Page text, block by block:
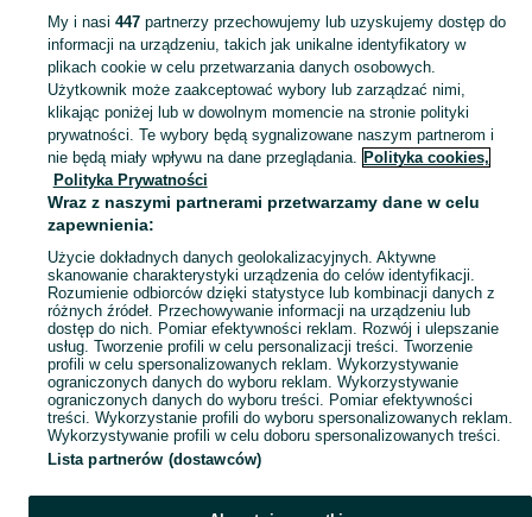
szyby na wymiar hartowane
Skorzystaj z największego serwisu ogłoszeniowego - Klikuszowa i okolice! Kupuj to, czego pragniesz i sprzedawaj to, czego już nie potrzebujesz! Zobacz
Mapa kategorii
Mapa miejscowości
Mapa ministron
Popularne wyszukiwania
My i nasi 447partnerzy przechowujemy lub uzyskujemy dostęp do
informacji na urządzeniu, takich jak unikalne identyfikatory w
plikach cookie w celu przetwarzania danych osobowych.
Użytkownik może zaakceptować wybory lub zarządzać nimi,
klikając poniżej lub w dowolnym momencie na stronie polityki
prywatności. Te wybory będą sygnalizowane naszym partnerom i
nie będą miały wpływu na dane przeglądania. Polityka cookies,
Polityka Prywatności
Wraz z naszymi partnerami przetwarzamy dane w celu
zapewnienia:
Użycie dokładnych danych geolokalizacyjnych. Aktywne
skanowanie charakterystyki urządzenia do celów identyfikacji.
Rozumienie odbiorców dzięki statystyce lub kombinacji danych z
różnych źródeł. Przechowywanie informacji na urządzeniu lub
dostęp do nich. Pomiar efektywności reklam. Rozwój i ulepszanie
usług. Tworzenie profili w celu personalizacji treści. Tworzenie
profili w celu spersonalizowanych reklam. Wykorzystywanie
ograniczonych danych do wyboru reklam. Wykorzystywanie
ograniczonych danych do wyboru treści. Pomiar efektywności
treści. Wykorzystanie profili do wyboru spersonalizowanych reklam.
Wykorzystywanie profili w celu doboru spersonalizowanych treści.
Lista partnerów (dostawców)